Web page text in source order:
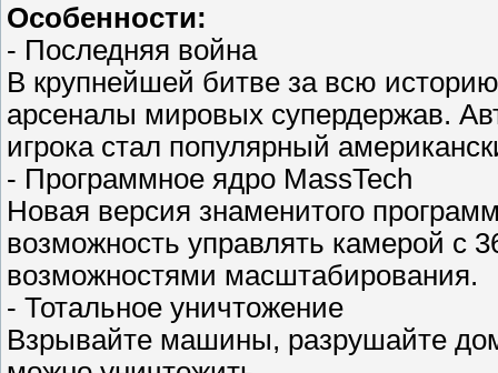
Особенности:
- Последняя война
В крупнейшей битве за всю
арсеналы мировых супердержав.
игрока стал популярный
- Программное ядро MassTech
Новая версия знаменитого
возможность управлять камерой с
возможностями масштабирования.
- Тотальное уничтожение
Взрывайте машины, разрушайте